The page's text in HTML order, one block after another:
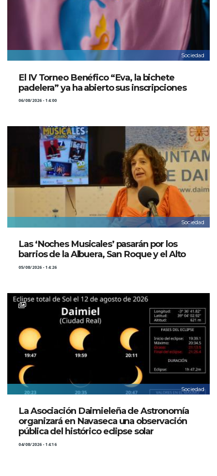
Sociedad
El IV Torneo Benéfico “Eva, la bichete
padelera” ya ha abierto sus inscripciones
06/08/2026 - 14:00
Sociedad
Las ‘Noches Musicales’ pasarán por los
barrios de la Albuera, San Roque y el Alto
05/08/2026 - 14:26
Sociedad
La Asociación Daimieleña de Astronomía
organizará en Navaseca una observación
pública del histórico eclipse solar
04/08/2026 - 14:16